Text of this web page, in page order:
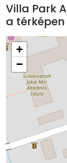
Villa Park
a térképen
+
−